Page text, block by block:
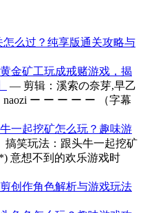
怎么过？纯享版通关攻略与
金矿工玩成戒赌游戏，揭
— 剪辑：溪索の奈芽,早乙
ー ー ー ー ー （字幕
一起挖矿怎么玩？趣味游
笑玩法：跟头牛一起挖矿
意想不到的欢乐游戏时
创作角色解析与游戏玩法